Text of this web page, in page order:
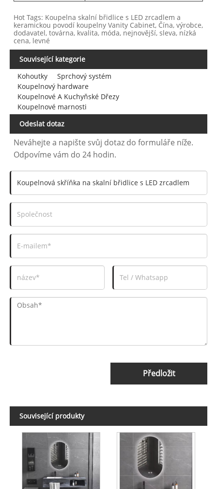
Hot Tags: Koupelna skalní břidlice s LED zrcadlem a
keramickou povodí koupelny Vanity Cabinet, Čína, výrobce,
dodavatel, továrna, kvalita, móda, nejnovější, sleva, nízká
cena, levné
Související kategorie
Kohoutky
Sprchový systém
Koupelnový hardware
Koupelnové A Kuchyňské Dřezy
Koupelnové marnosti
Odeslat dotaz
Neváhejte a napište svůj dotaz do formuláře níže.
Odpovíme vám do 24 hodin.
Předložit
Související produkty